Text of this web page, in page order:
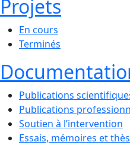
Projets
En cours
Terminés
Publications
Publications
Soutien à l’intervention
Essais, mémoires et